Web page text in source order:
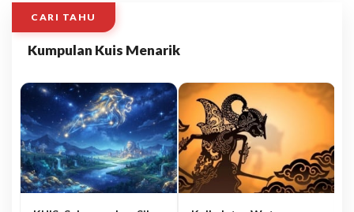
CARI TAHU
Kumpulan Kuis Menarik